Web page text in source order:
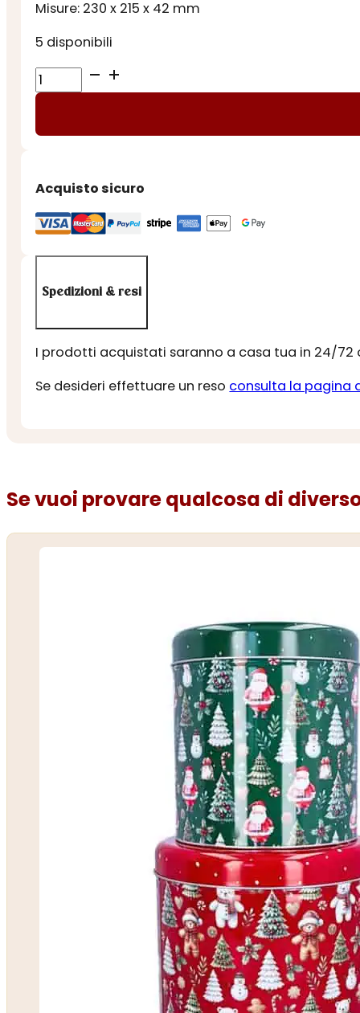
Misure: 230 x 215 x 42 mm
5 disponibili
SCATOLA
QUADRATA
ROSSA
Acquisto sicuro
Spedizioni & resi
I prodotti acquistati saranno a casa tua in 24/72
Se desideri effettuare un reso consulta la pagina
Se vuoi provare qualcosa di